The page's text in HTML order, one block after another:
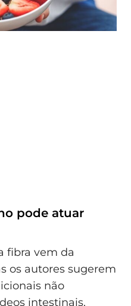
pode atuar
fibra vem da
os autores sugerem
não
intestinais,